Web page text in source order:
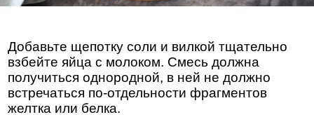
Добавьте щепотку соли и вилкой тщательно
взбейте яйца с молоком. Смесь должна
получиться однородной, в ней не должно
встречаться по-отдельности фрагментов
желтка или белка.